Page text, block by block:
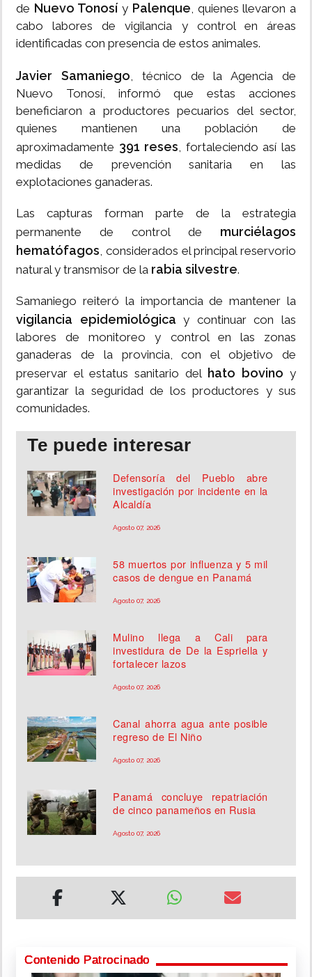
de Nuevo Tonosí y Palenque, quienes llevaron a
cabo labores de vigilancia y control en áreas
identificadas con presencia de estos animales.
Javier Samaniego, técnico de la Agencia de
Nuevo Tonosí, informó que estas acciones
beneficiaron a productores pecuarios del sector,
quienes mantienen una población de
aproximadamente 391 reses, fortaleciendo así las
medidas de prevención sanitaria en las
explotaciones ganaderas.
Las capturas forman parte de la estrategia
permanente de control de murciélagos
hematófagos, considerados el principal reservorio
natural y transmisor de la rabia silvestre.
Samaniego reiteró la importancia de mantener la
vigilancia epidemiológica y continuar con las
labores de monitoreo y control en las zonas
ganaderas de la provincia, con el objetivo de
preservar el estatus sanitario del hato bovino y
garantizar la seguridad de los productores y sus
comunidades.
Te puede interesar
Defensoría del Pueblo abre
investigación por incidente en la
Alcaldía
Agosto 07, 2026
58 muertos por influenza y 5 mil
casos de dengue en Panamá
Agosto 07, 2026
Mulino llega a Cali para
investidura de De la Espriella y
fortalecer lazos
Agosto 07, 2026
Canal ahorra agua ante posible
regreso de El Niño
Agosto 07, 2026
Panamá concluye repatriación
de cinco panameños en Rusia
Agosto 07, 2026
Contenido Patrocinado